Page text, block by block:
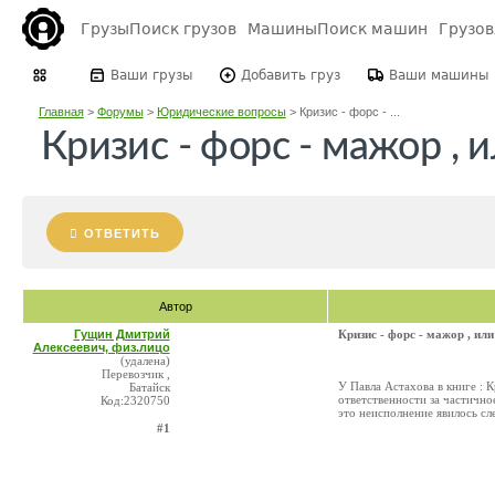
ГрузыПоиск грузов МашиныПоиск машин
Ваши грузы Добавить груз Ваши машины
Главная> Форумы> Юридические вопросы> Кризис - форс - ...
Кризис - форс - мажор ,
ОТВЕТИТЬ
Автор
Гущин Дмитрий
Алексеевич, физ.лицо
(удалена)
Перевозчик ,
Батайск
Код:2320750
#1
Кризис - форс - мажор , или
У Павла Астахова в книге :
ответственности за
это неисполнение явилось